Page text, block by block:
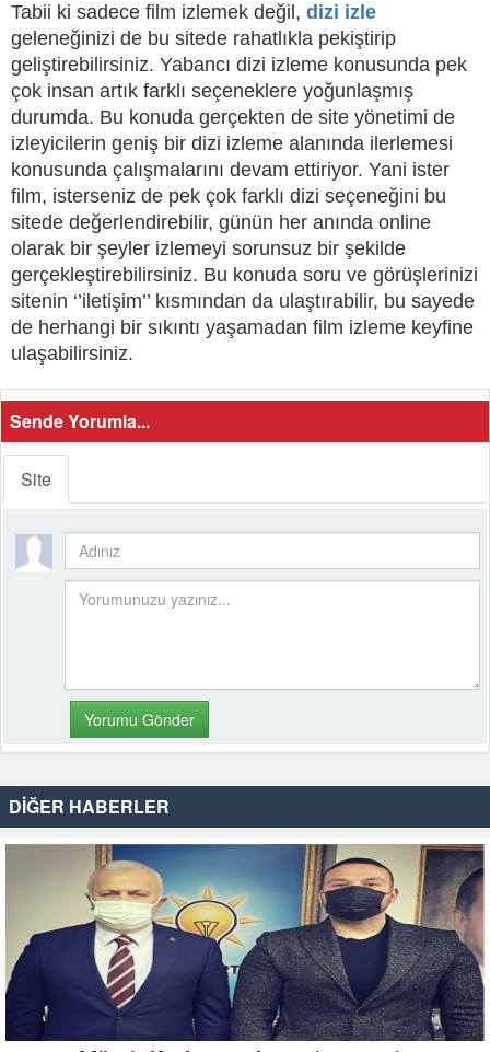
Tabii ki sadece film izlemek değil, dizi izle
geleneğinizi de bu sitede rahatlıkla pekiştirip
geliştirebilirsiniz. Yabancı dizi izleme konusunda pek
çok insan artık farklı seçeneklere yoğunlaşmış
durumda. Bu konuda gerçekten de site yönetimi de
izleyicilerin geniş bir dizi izleme alanında ilerlemesi
konusunda çalışmalarını devam ettiriyor. Yani ister
film, isterseniz de pek çok farklı dizi seçeneğini bu
sitede değerlendirebilir, günün her anında online
olarak bir şeyler izlemeyi sorunsuz bir şekilde
gerçekleştirebilirsiniz. Bu konuda soru ve görüşlerinizi
sitenin ‘’iletişim’’ kısmından da ulaştırabilir, bu sayede
de herhangi bir sıkıntı yaşamadan film izleme keyfine
ulaşabilirsiniz.
Sende Yorumla...
Site
DİĞER HABERLER